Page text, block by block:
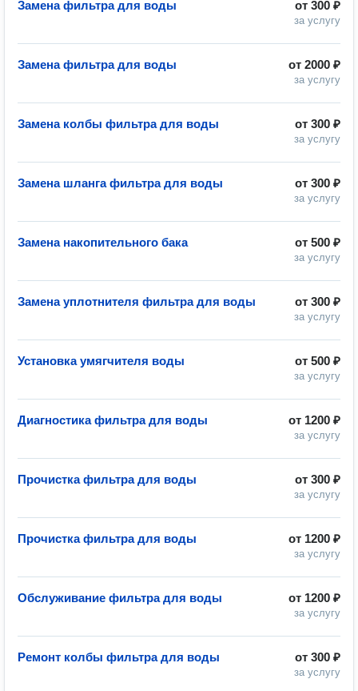
от 300 ₽
за услугу
Замена фильтра для воды
от 2000 ₽
за услугу
Замена фильтра для воды
от 300 ₽
за услугу
Замена колбы фильтра для воды
от 300 ₽
за услугу
Замена шланга фильтра для воды
от 500 ₽
за услугу
Замена накопительного бака
от 300 ₽
за услугу
Замена уплотнителя фильтра для воды
от 500 ₽
за услугу
Установка умягчителя воды
от 1200 ₽
за услугу
Диагностика фильтра для воды
от 300 ₽
за услугу
Прочистка фильтра для воды
от 1200 ₽
за услугу
Прочистка фильтра для воды
от 1200 ₽
за услугу
Обслуживание фильтра для воды
от 300 ₽
за услугу
Ремонт колбы фильтра для воды